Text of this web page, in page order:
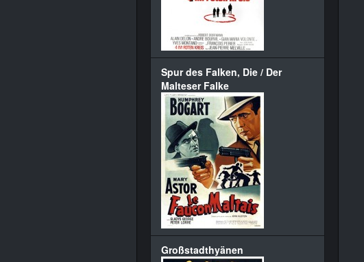
Spur des Falken, Die / Der
Malteser Falke
Großstadthyänen